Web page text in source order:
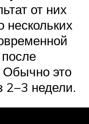
от них
нескольких
Обычно это
2−3 недели.